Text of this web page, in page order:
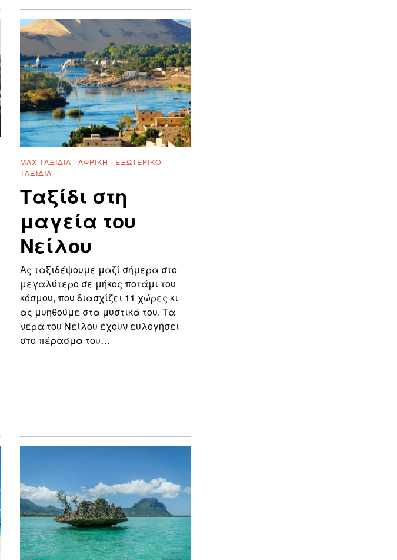
MAX ΤΑΞΊΔΙΑ · ΑΦΡΙΚΉ · ΕΞΩΤΕΡΙΚΌ ·
ΤΑΞΊΔΙΑ
Ταξίδι στη
μαγεία του
Νείλου
Ας ταξιδέψουμε μαζί σήμερα στο
μεγαλύτερο σε μήκος ποτάμι του
κόσμου, που διασχίζει 11 χώρες κι
ας μυηθούμε στα μυστικά του. Τα
νερά του Νείλου έχουν ευλογήσει
στο πέρασμα του…